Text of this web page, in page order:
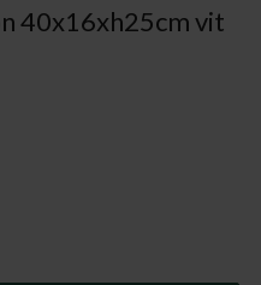
40x16xh25cm vit